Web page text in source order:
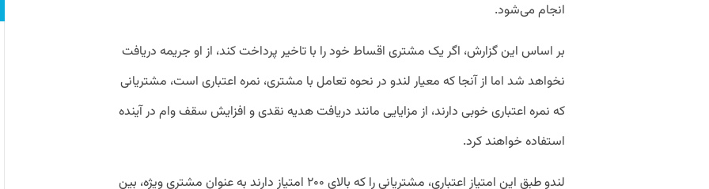
انجام می‌شود.
بر اساس این گزارش، اگر یک مشتری اقساط خود را با تاخیر پرداخت کند، از او جریمه دریافت
نخواهد شد اما از آنجا که معیار لندو در نحوه تعامل با مشتری، نمره اعتباری است، مشتریانی
که نمره اعتباری خوبی دارند، از مزایایی مانند دریافت هدیه نقدی و افزایش سقف وام در آینده
استفاده خواهند کرد.
لندو طبق این امتیاز اعتباری، مشتریانی را که بالای ۲۰۰ امتیاز دارند به عنوان مشتری ویژه، بین